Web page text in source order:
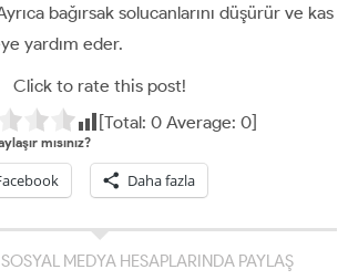
bağırsak solucanlarını düşürür ve kas
yardım eder.
Click to rate this post!
[Total: 0Average: 0]
mısınız?
Daha fazla
MEDYA HESAPLARINDA PAYLAŞ